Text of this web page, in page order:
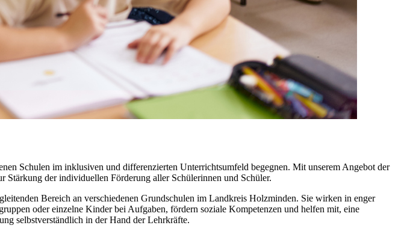
Schulen im inklusiven und differenzierten Unterrichtsumfeld begegnen. Mit unserem Angebot der
Stärkung der individuellen Förderung aller Schülerinnen und Schüler.
Bereich an verschiedenen Grundschulen im Landkreis Holzminden. Sie wirken in enger
oder einzelne Kinder bei Aufgaben, fördern soziale Kompetenzen und helfen mit, eine
selbstverständlich in der Hand der Lehrkräfte.